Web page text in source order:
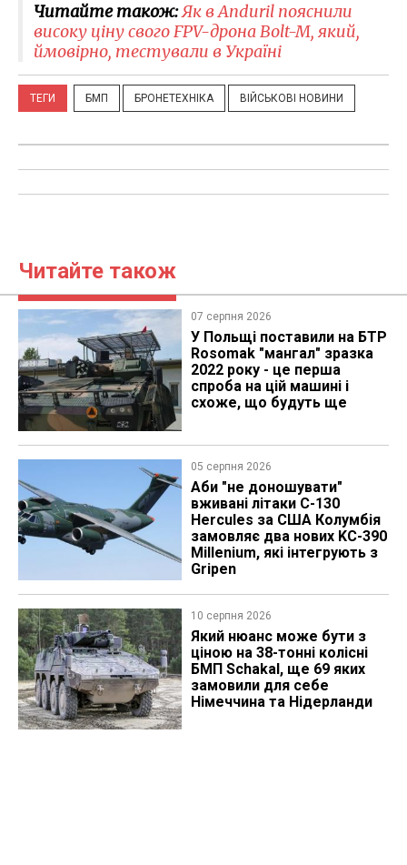
Читайте також:Як в Anduril пояснили
високу ціну свого FPV-дрона Bolt-M, який,
ймовірно, тестували в Україні
ТЕГИ БМП БРОНЕТЕХНІКА ВІЙСЬКОВІ НОВИНИ
Читайте також
07 серпня 2026
У Польщі поставили на БТР
Rosomak "мангал" зразка
2022 року - це перша
спроба на цій машині і
схоже, що будуть ще
05 серпня 2026
Аби "не доношувати"
вживані літаки C-130
Hercules за США Колумбія
замовляє два нових KC-390
Millenium, які інтегрують з
Gripen
10 серпня 2026
Який нюанс може бути з
ціною на 38-тонні колісні
БМП Schakal, ще 69 яких
замовили для себе
Німеччина та Нідерланди